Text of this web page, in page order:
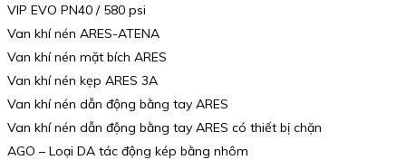
VIP EVO PN40 / 580 psi
Van khí nén ARES-ATENA
Van khí nén mặt bích ARES
Van khí nén kẹp ARES 3A
Van khí nén dẫn động bằng tay ARES
Van khí nén dẫn động bằng tay ARES có thiết bị chặn
AGO – Loại DA tác động kép bằng nhôm